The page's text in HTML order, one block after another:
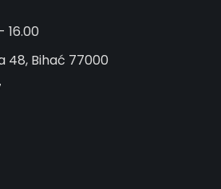
16.00
48, Bihać 77000